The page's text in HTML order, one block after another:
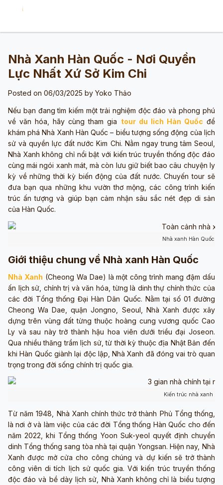
Nhà Xanh Hàn Quốc - Nơi Quyền
Lực Nhất Xứ Sở Kim Chi
Posted on 06/03/2025 by Yoko Thảo
Nếu bạn đang tìm kiếm một trải nghiệm độc đáo và phong phú
về văn hóa, hãy cùng tham gia tour du lich Hàn Quốc để
khám phá Nhà Xanh Hàn Quốc – biểu tượng sống động của lịch
sử và quyền lực đất nước Kim Chi. Nằm ngay trung tâm Seoul,
Nhà Xanh không chỉ nổi bật với kiến trúc truyền thống độc đáo
cùng mái ngói xanh mát, mà còn lưu giữ biết bao câu chuyện ly
kỳ về những thời kỳ biến động của đất nước. Chuyến tour sẽ
đưa bạn qua những khu vườn thơ mộng, các công trình kiến
trúc ấn tượng và giúp bạn cảm nhận sâu sắc nét đẹp di sản
của Hàn Quốc.
Nhà xanh Hàn Quốc
Giới thiệu chung về Nhà xanh Hàn Quốc
Nhà Xanh (Cheong Wa Dae) là một công trình mang đậm dấu
ấn lịch sử, chính trị và văn hóa, từng là dinh thự chính thức của
các đời Tổng thống Đại Hàn Dân Quốc. Nằm tại số 01 đường
Cheong Wa Dae, quận Jongno, Seoul, Nhà Xanh được xây
dựng trên vùng đất từng thuộc hoàng cung vương quốc Cao
Ly và sau này trở thành hậu hoa viên dưới triều đại Joseon.
Qua nhiều thăng trầm lịch sử, từ thời kỳ thuộc địa Nhật Bản đến
khi Hàn Quốc giành lại độc lập, Nhà Xanh đã đóng vai trò quan
trọng trong đời sống chính trị quốc gia.
Kiến trúc nhà xanh
Từ năm 1948, Nhà Xanh chính thức trở thành Phủ Tổng thống,
là nơi ở và làm việc của các đời Tổng thống Hàn Quốc cho đến
năm 2022, khi Tổng thống Yoon Suk-yeol quyết định chuyển
dinh Tổng thống sang tòa nhà tại quận Yongsan. Hiện nay, Nhà
Xanh được mở cửa cho công chúng và dự kiến sẽ trở thành
công viên di tích lịch sử quốc gia. Với kiến trúc truyền thống
độc đáo và bề dày lịch sử, Nhà Xanh không chỉ là biểu tượng